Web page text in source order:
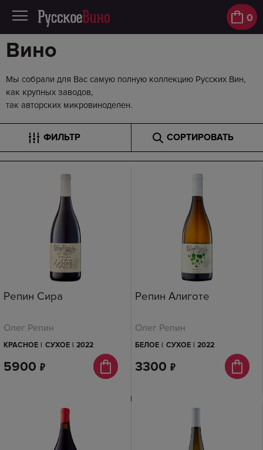
0
Вино
Мы собрали для Вас самую полную коллекцию Русских Вин,
как крупных заводов,
так авторских микровиноделен.
ФИЛЬТР СОРТИРОВАТЬ
Репин Сира
Олег Репин
КРАСНОЕ | СУХОЕ | 2022
5900 п
Репин Алиготе
Олег Репин
БЕЛОЕ | СУХОЕ | 2022
3300 п